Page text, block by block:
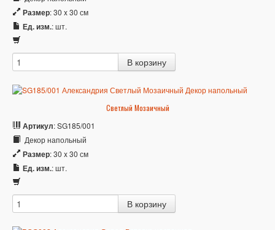
Размер: 30 x 30 см
Ед. изм.: шт.
Светлый Мозаичный
Артикул: SG185/001
Декор напольный
Размер: 30 x 30 см
Ед. изм.: шт.